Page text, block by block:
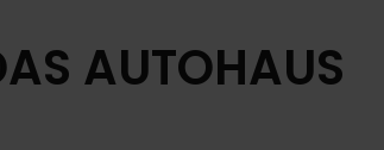
AUTOHAUS